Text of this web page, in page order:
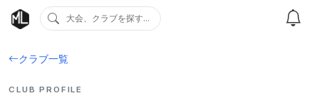
大会、クラブを探す...
クラブ一覧
CLUB PROFILE